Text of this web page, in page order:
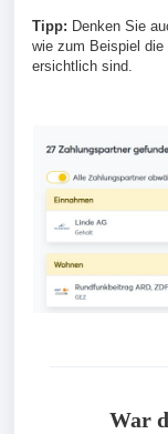
Tipp: Denken Sie
wie zum Beispiel die
ersichtlich sind.
War